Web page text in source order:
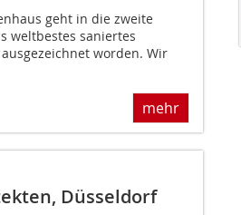
geht in die zweite
weltbestes saniertes
worden. Wir
mehr
Düsseldorf